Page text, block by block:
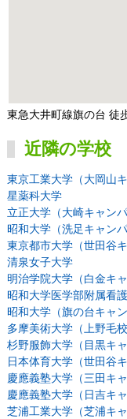
東急大井町線旗の台 徒
近隣の学校
東京工業大学（大岡山キ
星薬科大学
立正大学（大崎キャンパ
昭和大学（洗足キャンパ
東京都市大学（世田谷キ
清泉女子大学
明治学院大学（白金キャ
昭和大学医学部附属看
昭和大学（旗の台キャン
多摩美術大学（上野毛校
杉野服飾大学（目黒キャ
日本体育大学（世田谷キ
慶應義塾大学（三田キャ
慶應義塾大学（日吉キャ
芝浦工業大学（芝浦キャ